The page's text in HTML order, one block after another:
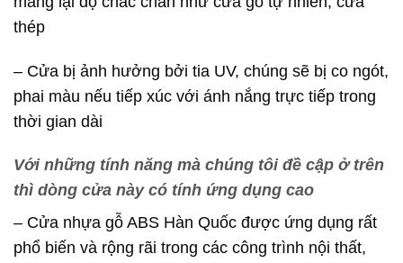
thép
– Cửa bị ảnh hưởng bởi tia UV, chúng sẽ bị co ngót,
phai màu nếu tiếp xúc với ánh nắng trực tiếp trong
thời gian dài
Với những tính năng mà chúng tôi đề cập ở trên
thì dòng cửa này có tính ứng dụng cao
– Cửa nhựa gỗ ABS Hàn Quốc được ứng dụng rất
phổ biến và rộng rãi trong các công trình nội thất,